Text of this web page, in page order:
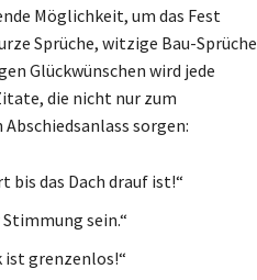
Möglichkeit, um das Fest
Sprüche, witzige Bau-Sprüche
Glückwünschen wird jede
die nicht nur zum
sorgen:
bis das Dach drauf ist!“
sein.“
ist grenzenlos!“